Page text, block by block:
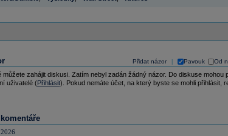
Přidat názor Pavouk Od
můžete zahájit diskusi. Zatím nebyl zadán žádný názor. Do diskuse mohou
uživatelé (Přihlásit). Pokud nemáte účet, na který byste se mohli přihlásit,